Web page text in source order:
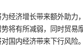
经济增长带来额外助力
将有所减弱，同时贸易
国内经济带来下行风险。